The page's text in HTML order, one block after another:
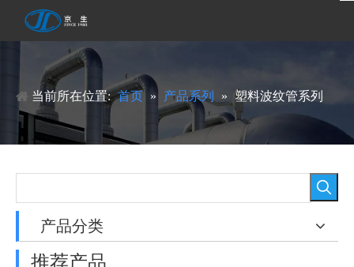
当前所在位置: 首页 » 产品系列 » 塑料波纹管系列
产品分类
推荐产品